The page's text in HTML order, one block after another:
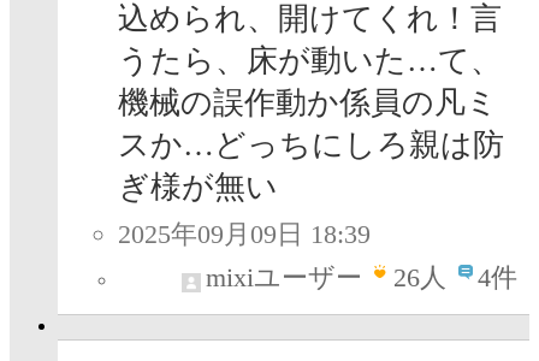
込められ、開けてくれ！言
うたら、床が動いた…て、
機械の誤作動か係員の凡ミ
スか…どっちにしろ親は防
ぎ様が無い
2025年09月09日 18:39
mixiユーザー
26人 4件